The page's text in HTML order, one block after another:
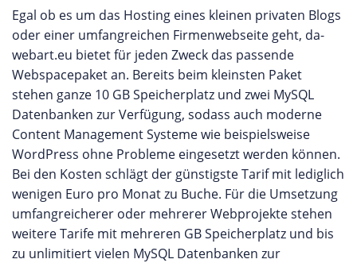
Egal ob es um das Hosting eines kleinen privaten Blogs
oder einer umfangreichen Firmenwebseite geht, da-
webart.eu bietet für jeden Zweck das passende
Webspacepaket an. Bereits beim kleinsten Paket
stehen ganze 10 GB Speicherplatz und zwei MySQL
Datenbanken zur Verfügung, sodass auch moderne
Content Management Systeme wie beispielsweise
WordPress ohne Probleme eingesetzt werden können.
Bei den Kosten schlägt der günstigste Tarif mit lediglich
wenigen Euro pro Monat zu Buche. Für die Umsetzung
umfangreicherer oder mehrerer Webprojekte stehen
weitere Tarife mit mehreren GB Speicherplatz und bis
zu unlimitiert vielen MySQL Datenbanken zur